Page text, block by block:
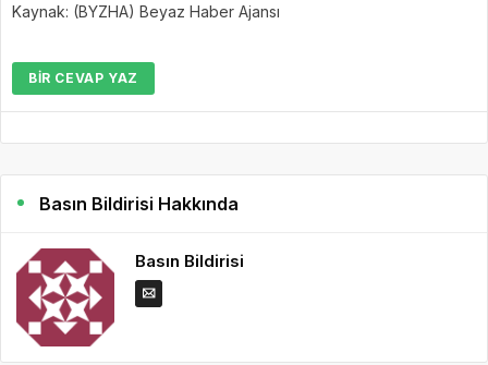
Kaynak: (BYZHA) Beyaz Haber Ajansı
BIR CEVAP YAZ
Basın Bildirisi Hakkında
Basın Bildirisi